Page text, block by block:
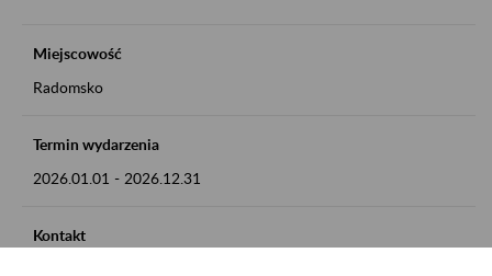
Miejscowość
Radomsko
Termin wydarzenia
2026.01.01 - 2026.12.31
Kontakt